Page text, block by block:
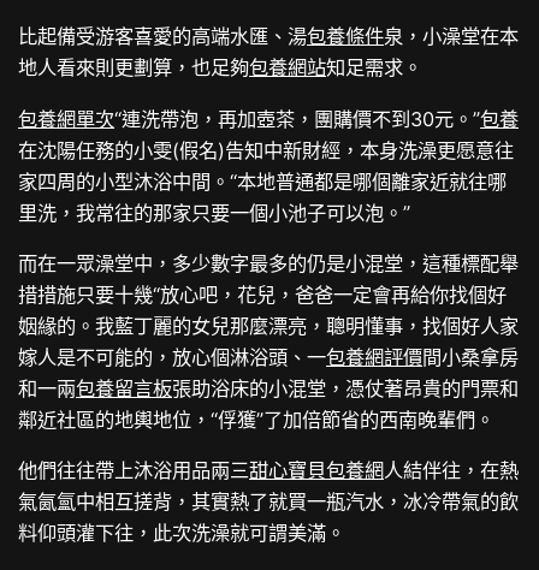
比起備受游客喜愛的高端水匯、湯包養條件泉，小澡堂在本
地人看來則更劃算，也足夠包養網站知足需求。
包養網單次“連洗帶泡，再加壺茶，團購價不到30元。”包養
在沈陽任務的小雯(假名)告知中新財經，本身洗澡更愿意往
家四周的小型沐浴中間。“本地普通都是哪個離家近就往哪
里洗，我常往的那家只要一個小池子可以泡。”
而在一眾澡堂中，多少數字最多的仍是小混堂，這種標配舉
措措施只要十幾“放心吧，花兒，爸爸一定會再給你找個好
姻緣的。我藍丁麗的女兒那麼漂亮，聰明懂事，找個好人家
嫁人是不可能的，放心個淋浴頭、一包養網評價間小桑拿房
和一兩包養留言板張助浴床的小混堂，憑仗著昂貴的門票和
鄰近社區的地輿地位，“俘獲”了加倍節省的西南晚輩們。
他們往往帶上沐浴用品兩三甜心寶貝包養網人結伴往，在熱
氣氤氳中相互搓背，其實熱了就買一瓶汽水，冰冷帶氣的飲
料仰頭灌下往，此次洗澡就可謂美滿。